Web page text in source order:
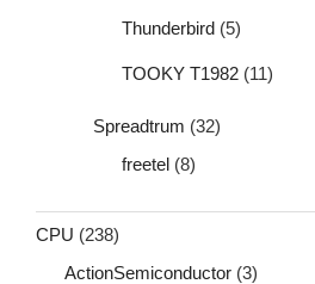
Thunderbird (5)
TOOKY T1982 (11)
Spreadtrum (32)
freetel (8)
CPU (238)
ActionSemiconductor (3)